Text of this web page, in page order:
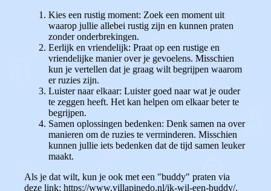
Kies een rustig moment: Zoek een moment uit
waarop jullie allebei rustig zijn en kunnen praten
zonder onderbrekingen.
Eerlijk en vriendelijk: Praat op een rustige en
vriendelijke manier over je gevoelens. Misschien
kun je vertellen dat je graag wilt begrijpen waarom
er ruzies zijn.
Luister naar elkaar: Luister goed naar wat je ouder
te zeggen heeft. Het kan helpen om elkaar beter te
begrijpen.
Samen oplossingen bedenken: Denk samen na over
manieren om de ruzies te verminderen. Misschien
kunnen jullie iets bedenken dat de tijd samen leuker
maakt.
Als je dat wilt, kun je ook met een "buddy" praten via
deze link: https://www.villapinedo.nl/ik-wil-een-buddy/.